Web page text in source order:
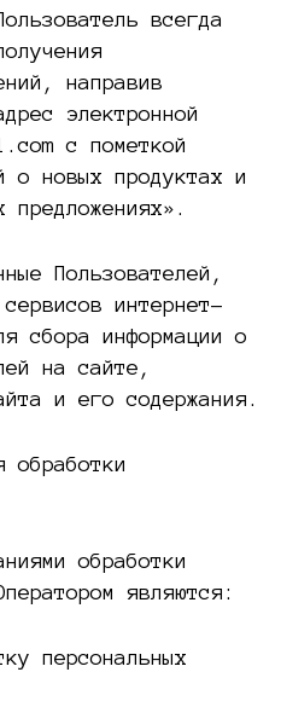
всегда
направив
электронной
с пометкой
о новых продуктах и
предложениях».
Пользователей,
интернет-
сбора информации о
на сайте,
и его содержания.
обработки
обработки
являются:
персональных